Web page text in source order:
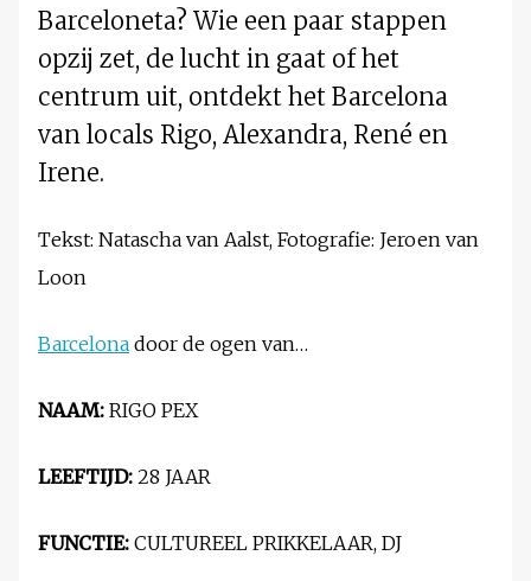
Barceloneta? Wie een paar stappen
opzij zet, de lucht in gaat of het
centrum uit, ontdekt het Barcelona
van locals Rigo, Alexandra, René en
Irene.
Tekst: Natascha van Aalst, Fotografie: Jeroen van
Loon
Barcelona door de ogen van…
NAAM: RIGO PEX
LEEFTIJD: 28 JAAR
FUNCTIE: CULTUREEL PRIKKELAAR, DJ